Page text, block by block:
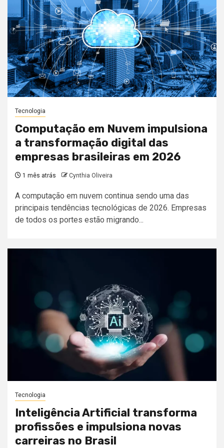
Tecnologia
Computação em Nuvem impulsiona
a transformação digital das
empresas brasileiras em 2026
1 mês atrás Cynthia Oliveira
A computação em nuvem continua sendo uma das
principais tendências tecnológicas de 2026. Empresas
de todos os portes estão migrando...
Tecnologia
Inteligência Artificial transforma
profissões e impulsiona novas
carreiras no Brasil